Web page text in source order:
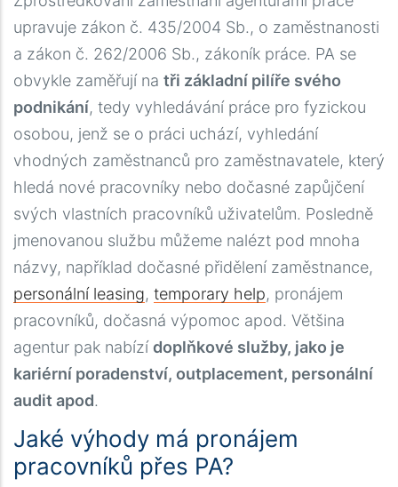
upravuje zákon č. 435/2004 Sb., o zaměstnanosti
a zákon č. 262/2006 Sb., zákoník práce. PA se
obvykle zaměřují na tři základní pilíře svého
podnikání, tedy vyhledávání práce pro fyzickou
osobou, jenž se o práci uchází, vyhledání
vhodných zaměstnanců pro zaměstnavatele, který
hledá nové pracovníky nebo dočasné zapůjčení
svých vlastních pracovníků uživatelům. Posledně
jmenovanou službu můžeme nalézt pod mnoha
názvy, například dočasné přidělení zaměstnance,
personální leasing, temporary help, pronájem
pracovníků, dočasná výpomoc apod. Většina
agentur pak nabízídoplňkové služby, jako je
kariérní poradenství, outplacement, personální
audit apod.
Jaké výhody má pronájem
pracovníků přes PA?